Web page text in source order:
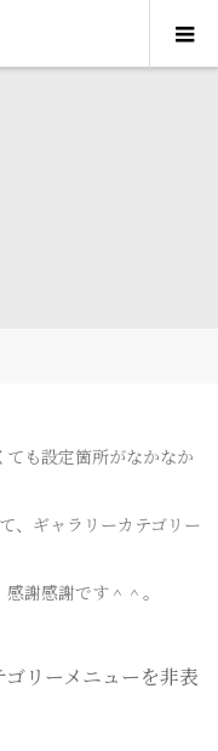
も設定箇所がなかなか
、ギャラリーカテゴリー
謝感謝です＾＾。
リーメニューを非表